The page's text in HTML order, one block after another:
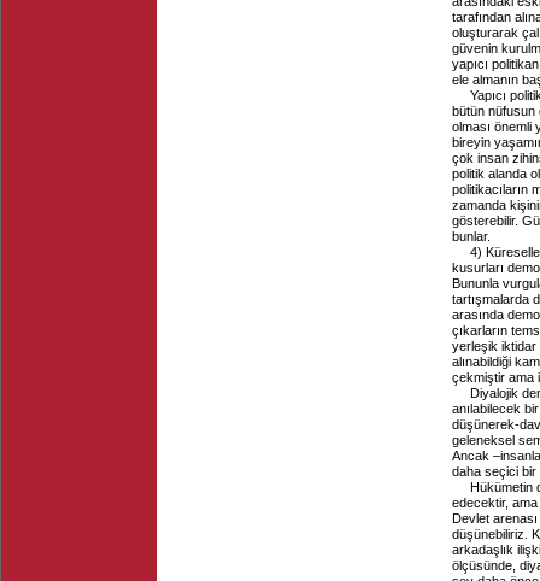
tarafından
oluşturarak
güvenin
yapıcı
ele almanın
Yapıcı
bütün nüfusun
olması önemli
bireyin
çok insan
politik alanda
politikacıların
zamanda
gösterebilir.
bunlar.
4)
kusurları
Bununla
tartışmalarda
arasında
çıkarların
yerleşik iktidar
alınabildiği
çekmiştir ama
Diyalojik
anılabilecek
düşünerek-
geleneksel
Ancak
daha seçici bir
Hükümetin
edecektir, ama
Devlet
düşünebiliriz.
arkadaşlık
ölçüsünde,